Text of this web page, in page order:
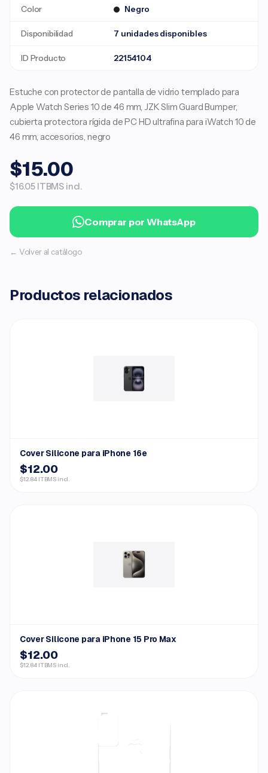
Color Negro
Disponibilidad 7 unidades disponibles
ID Producto 22154104
Estuche con protector de pantalla de vidrio templado para
Apple Watch Series 10 de 46 mm, JZK Slim Guard Bumper,
cubierta protectora rígida de PC HD ultrafina para iWatch 10 de
46 mm, accesorios, negro
$15.00
$16.05 ITBMS incl.
Comprar por WhatsApp
← Volver al catálogo
Productos relacionados
Cover Silicone para iPhone 16e
$12.00
$12.84 ITBMS incl.
Cover Silicone para iPhone 15 Pro Max
$12.00
$12.84 ITBMS incl.